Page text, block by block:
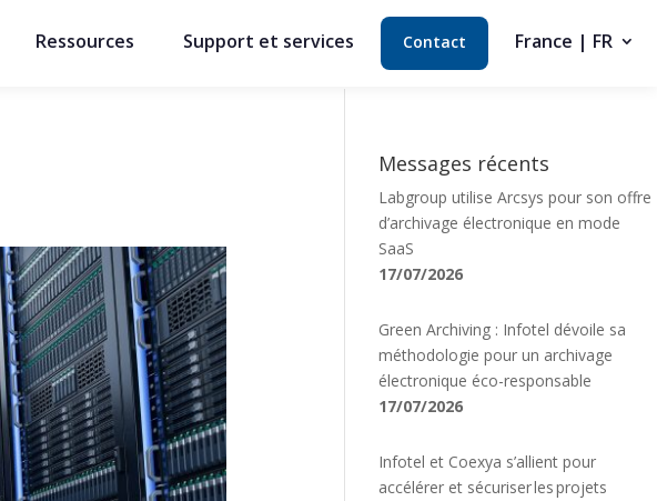
Ressources Support et services Contact France | FR
Messages récents
Labgroup utilise Arcsys pour son offre
d’archivage électronique en mode
SaaS
17/07/2026
Green Archiving : Infotel dévoile sa
méthodologie pour un archivage
électronique éco-responsable
17/07/2026
Infotel et Coexya s’allient pour
accélérer et sécuriser les projets